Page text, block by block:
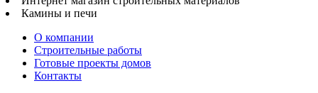
Камины и печи
О компании
Строительные работы
Готовые проекты домов
Контакты